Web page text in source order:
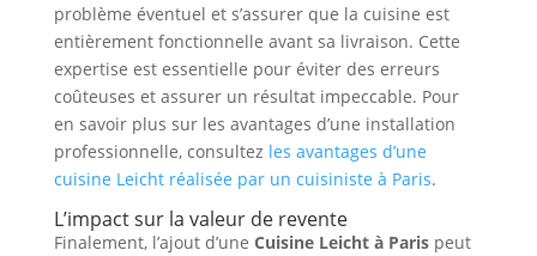
problème éventuel et s’assurer que la cuisine est
entièrement fonctionnelle avant sa livraison. Cette
expertise est essentielle pour éviter des erreurs
coûteuses et assurer un résultat impeccable. Pour
en savoir plus sur les avantages d’une installation
professionnelle, consultez les avantages d’une
cuisine Leicht réalisée par un cuisiniste à Paris.
L’impact sur la valeur de revente
Finalement, l’ajout d’une Cuisine Leicht à Parispeut